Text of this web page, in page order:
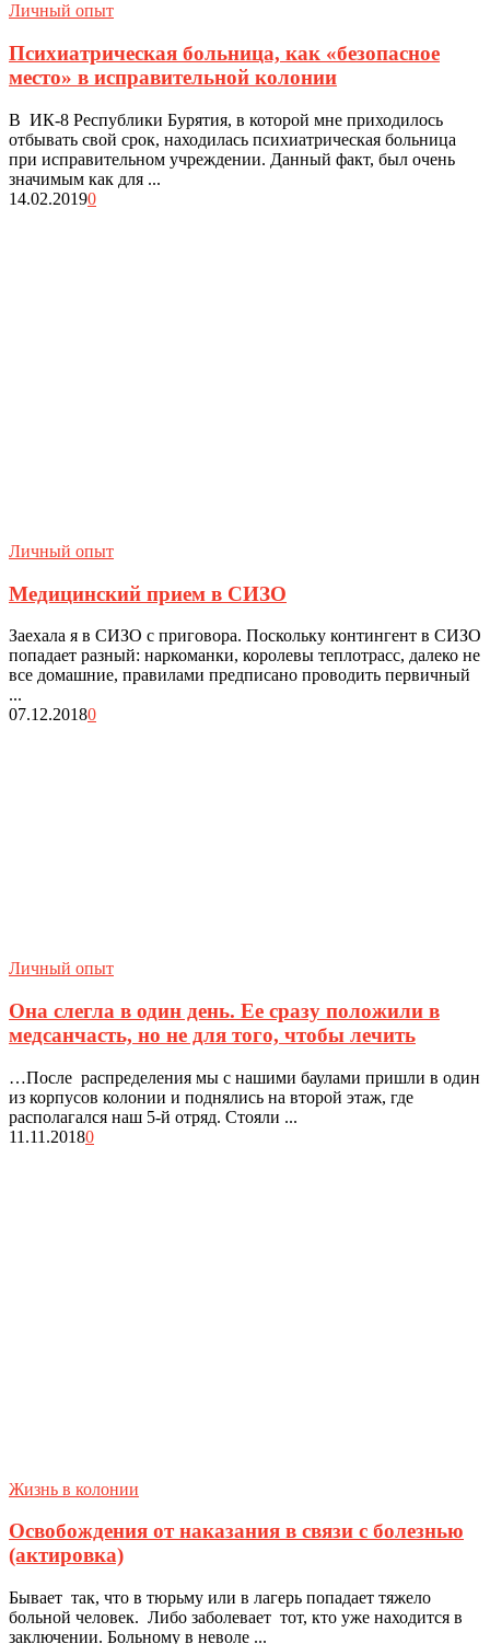
Личный опыт
Психиатрическая больница, как «безопасное
место» в исправительной колонии
В ИК-8 Республики Бурятия, в которой мне приходилось
отбывать свой срок, находилась психиатрическая больница
при исправительном учреждении. Данный факт, был очень
значимым как для ...
14.02.20190
Личный опыт
Медицинский прием в СИЗО
Заехала я в СИЗО с приговора. Поскольку контингент в СИЗО
попадает разный: наркоманки, королевы теплотрасс, далеко не
все домашние, правилами предписано проводить первичный
...
07.12.20180
Личный опыт
Она слегла в один день. Ее сразу положили в
медсанчасть, но не для того, чтобы лечить
…После распределения мы с нашими баулами пришли в один
из корпусов колонии и поднялись на второй этаж, где
располагался наш 5-й отряд. Стояли ...
11.11.20180
Жизнь в колонии
Освобождения от наказания в связи с болезнью
(актировка)
Бывает так, что в тюрьму или в лагерь попадает тяжело
больной человек. Либо заболевает тот, кто уже находится в
заключении. Больному в неволе ...